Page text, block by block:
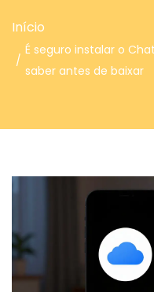
Início
É seguro instalar o
saber antes de baixar